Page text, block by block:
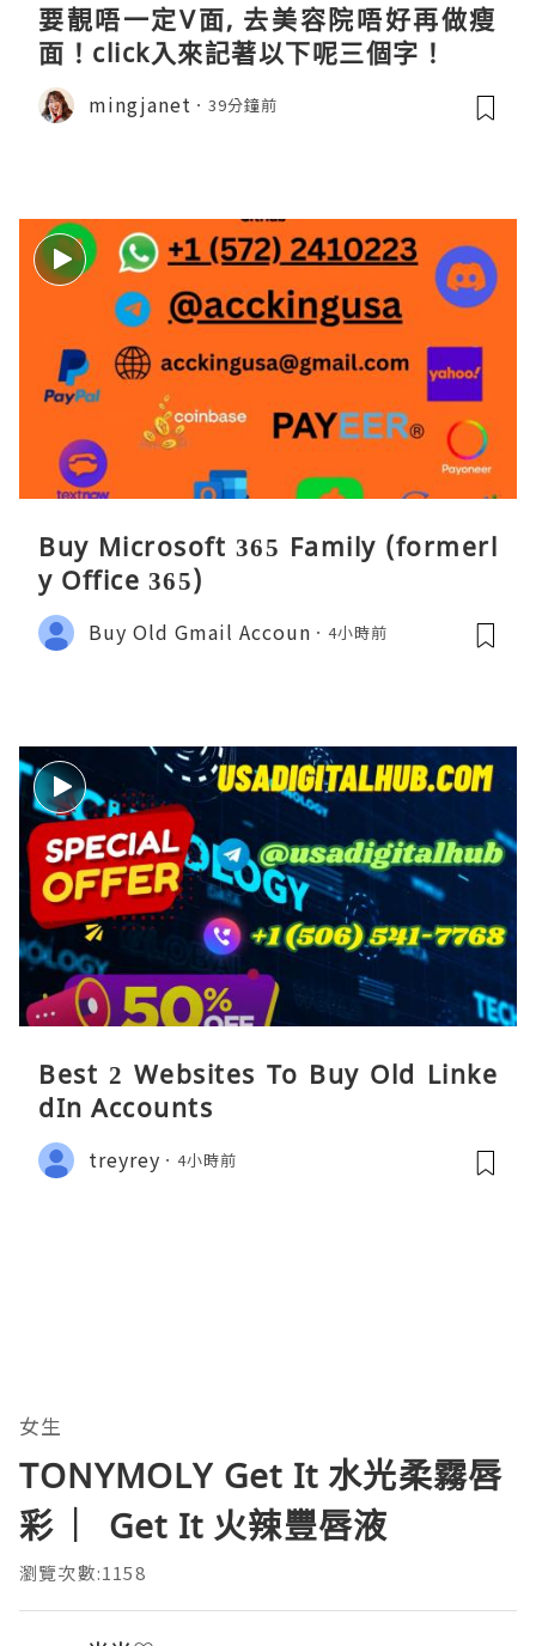
要靚唔一定V面, 去美容院唔好再做瘦
面！click入來記著以下呢三個字！
mingjanet 39分鐘前
Buy Microsoft 365 Family (formerl
y Office 365)
Buy Old Gmail Accoun 4小時前
Best 2 Websites To Buy Old Linke
dIn Accounts
treyrey 4小時前
女生
TONYMOLY Get It 水光柔霧唇
彩 ︳Get It 火辣豐唇液
瀏覽次數:1158